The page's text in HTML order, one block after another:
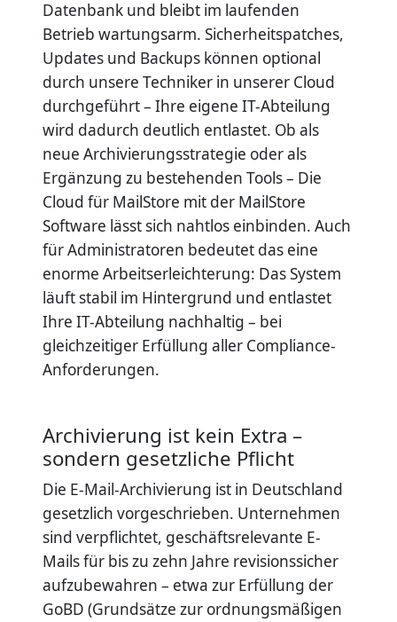
Datenbank und bleibt im laufenden
Betrieb wartungsarm. Sicherheitspatches,
Updates und Backups können optional
durch unsere Techniker in unserer Cloud
durchgeführt – Ihre eigene IT-Abteilung
wird dadurch deutlich entlastet. Ob als
neue Archivierungsstrategie oder als
Ergänzung zu bestehenden Tools – Die
Cloud für MailStore mit der MailStore
Software lässt sich nahtlos einbinden. Auch
für Administratoren bedeutet das eine
enorme Arbeitserleichterung: Das System
läuft stabil im Hintergrund und entlastet
Ihre IT-Abteilung nachhaltig – bei
gleichzeitiger Erfüllung aller Compliance-
Anforderungen.
Archivierung ist kein Extra –
sondern gesetzliche Pflicht
Die E-Mail-Archivierung ist in Deutschland
gesetzlich vorgeschrieben. Unternehmen
sind verpflichtet, geschäftsrelevante E-
Mails für bis zu zehn Jahre revisionssicher
aufzubewahren – etwa zur Erfüllung der
GoBD (Grundsätze zur ordnungsmäßigen